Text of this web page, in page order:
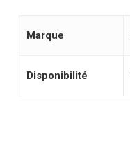
Marque
Disponibilité